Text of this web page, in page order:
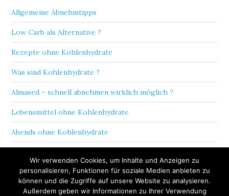
Allgemeine Abnehmtipps
Low Carb als Alternative ?
Rezepte ohne Kohlenhydrate
Was sind Kohlenhydrate ?
Almased – schnell abnehmen wirklich möglich ?
Lebensmittel ohne Kohlenhydrate
Abends ohne Kohlenhydrate
Abnehmen ohne Sport
Schnell abnehmen mit Proteinshakes
Wir verwenden Cookies, um Inhalte und Anzeigen zu
personalisieren, Funktionen für soziale Medien anbieten zu
können und die Zugriffe auf unsere Website zu analysieren.
Außerdem geben wir Informationen zu Ihrer Verwendung